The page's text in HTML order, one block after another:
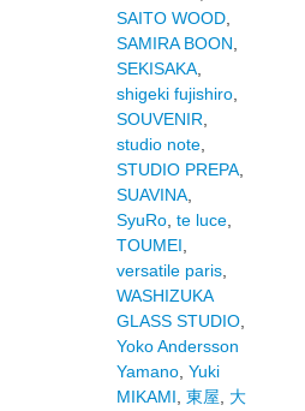
SAITO WOOD,
SAMIRA BOON,
SEKISAKA,
shigeki fujishiro,
SOUVENIR,
studio note,
STUDIO PREPA,
SUAVINA,
SyuRo, te luce,
TOUMEI,
versatile paris,
WASHIZUKA
GLASS STUDIO,
Yoko Andersson
Yamano, Yuki
MIKAMI, 東屋, 大